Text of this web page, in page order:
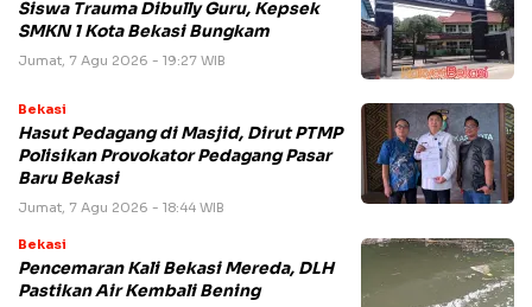
Siswa Trauma Dibully Guru, Kepsek
SMKN 1 Kota Bekasi Bungkam
Jumat, 7 Agu 2026 - 19:27 WIB
Bekasi
Hasut Pedagang di Masjid, Dirut PTMP
Polisikan Provokator Pedagang Pasar
Baru Bekasi
Jumat, 7 Agu 2026 - 18:44 WIB
Bekasi
Pencemaran Kali Bekasi Mereda, DLH
Pastikan Air Kembali Bening